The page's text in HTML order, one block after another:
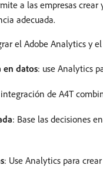
a las empresas
adecuada.
el Adobe Analytics y
en datos: use Analytics
de A4T
: Base las decisiones
: Use Analytics para